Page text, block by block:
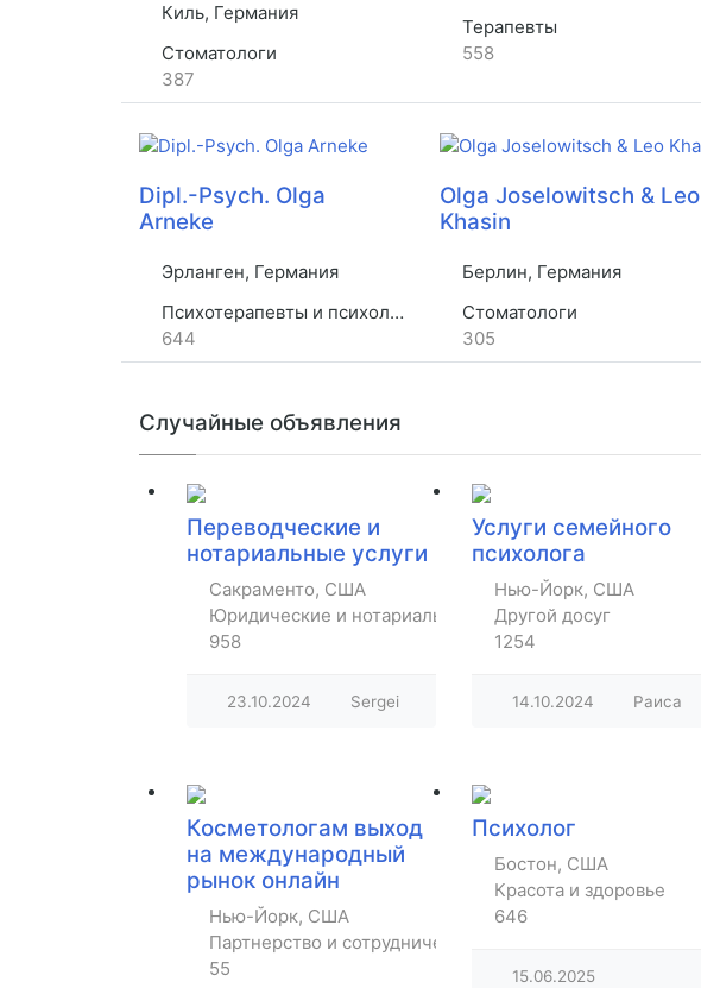
Киль, Германия
Стоматологи
387
Терапевты
558
Dipl.-Psych. Olga
Arneke
Эрланген, Германия
Психотерапевты и психологи
644
Olga Joselowitsch & Leo
Khasin
Берлин, Германия
Стоматологи
305
Случайные объявления
Переводческие и
нотариальные услуги
Сакраменто, США
Юридические и нотариальные
958
23.10.2024 Sergei
Услуги семейного
психолога
Нью-Йорк, США
Другой досуг
1254
14.10.2024 Раиса
Косметологам выход
на международный
рынок онлайн
Нью-Йорк, США
Партнерство и сотрудничество
55
Психолог
Бостон, США
Красота и здоровье
646
15.06.2025